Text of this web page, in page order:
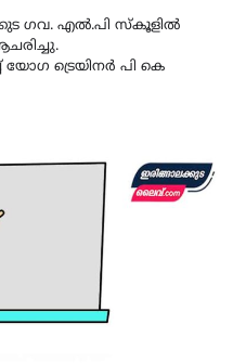
ഗവ. എൽ.പി സ്കൂളിൽ
ട്രെയിനർ പി കെ